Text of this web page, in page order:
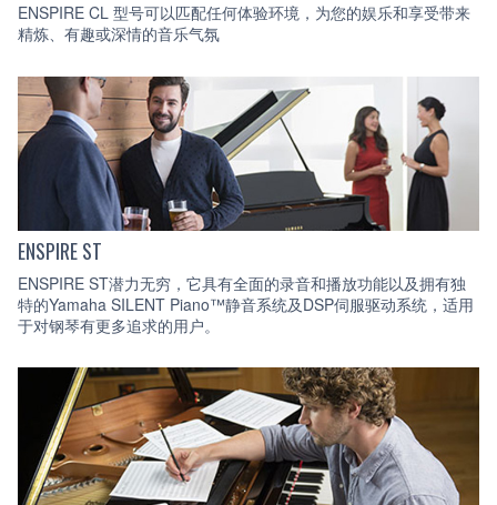
ENSPIRE CL 型号可以匹配任何体验环境，为您的娱乐和享受带来
精炼、有趣或深情的音乐气氛
ENSPIRE ST
ENSPIRE ST潜力无穷，它具有全面的录音和播放功能以及拥有独
特的Yamaha SILENT Piano™静音系统及DSP伺服驱动系统，适用
于对钢琴有更多追求的用户。